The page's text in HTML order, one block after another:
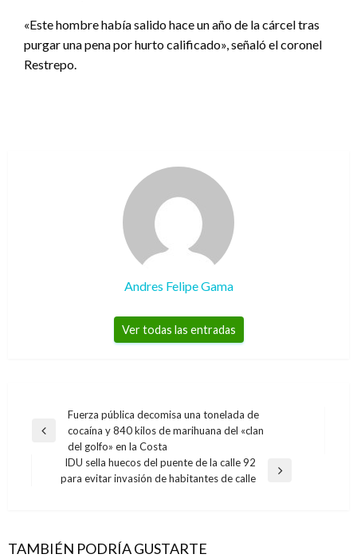
«Este hombre había salido hace un año de la cárcel tras
purgar una pena por hurto calificado», señaló el coronel
Restrepo.
Andres Felipe Gama
Ver todas las entradas
Navegación
de
entradas
Entrada
Fuerza pública decomisa una tonelada de
cocaína y 840 kilos de marihuana del «clan
del golfo» en la Costa
Entrada
IDU sella huecos del puente de la calle 92
para evitar invasión de habitantes de calle
TAMBIÉN PODRÍA GUSTARTE